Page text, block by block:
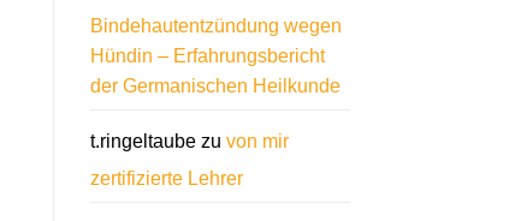
Bindehautentzündung wegen
Hündin – Erfahrungsbericht
der Germanischen Heilkunde
t.ringeltaubezu von mir
zertifizierte Lehrer